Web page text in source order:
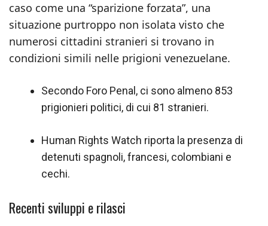
caso come una “sparizione forzata”, una
situazione purtroppo non isolata visto che
numerosi cittadini stranieri si trovano in
condizioni simili nelle prigioni venezuelane.
Secondo Foro Penal, ci sono almeno 853
prigionieri politici, di cui 81 stranieri.
Human Rights Watch riporta la presenza di
detenuti spagnoli, francesi, colombiani e
cechi.
Recenti sviluppi e rilasci